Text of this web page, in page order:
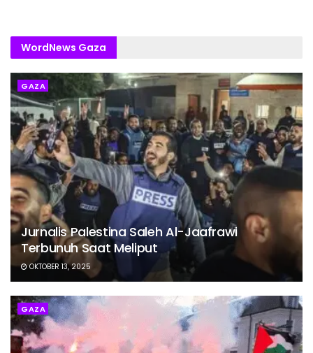
WordNews Gaza
GAZA
Jurnalis Palestina Saleh Al-Jaafrawi
Terbunuh Saat Meliput
OKTOBER 13, 2025
GAZA